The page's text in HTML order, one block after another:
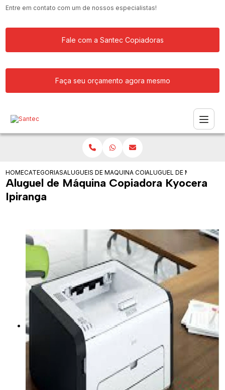
Entre em contato com um de nossos especialistas!
Fale com a Santec Copiadoras
Faça seu orçamento agora mesmo
HOMECATEGORIASALUGUEIS DE COPIADORASMAQUINA COPIADORA PARA ALUGAR
ALUGUEL DE MAQUINA
Aluguel de Máquina Copiadora Kyocera
Ipiranga